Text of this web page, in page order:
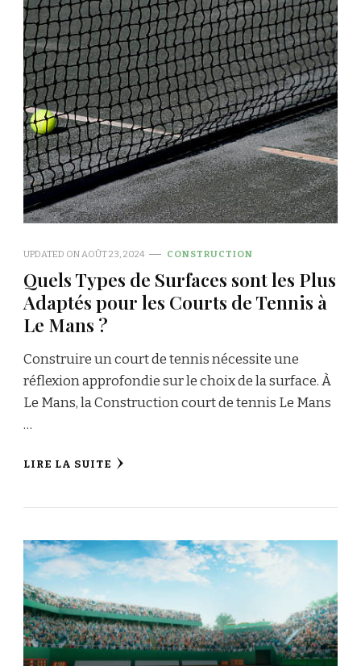
UPDATED ONAOÛT 23, 2024 CONSTRUCTION
Quels Types de Surfaces sont les Plus
Adaptés pour les Courts de Tennis à
Le Mans ?
Construire un court de tennis nécessite une
réflexion approfondie sur le choix de la surface. À
Le Mans, la Construction court de tennis Le Mans
…
LIRE LA SUITE